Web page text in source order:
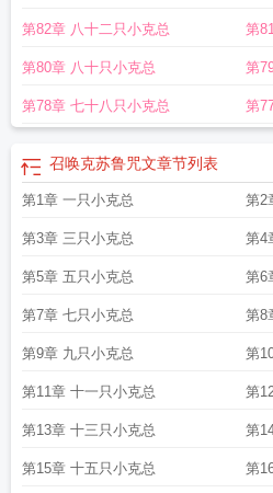
第82章 八十二只小克总 第
第80章 八十只小克总 第
第78章 七十八只小克总 第
召唤克苏鲁咒文章节列表
第1章 一只小克总 第2
第3章 三只小克总 第4
第5章 五只小克总 第6
第7章 七只小克总 第8
第9章 九只小克总 第
第11章 十一只小克总 第
第13章 十三只小克总 第
第15章 十五只小克总 第